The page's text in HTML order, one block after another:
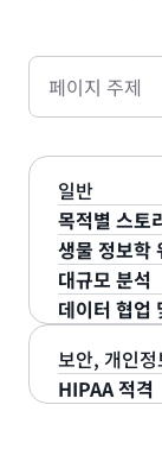
페이지 주제
일반
목적별 스토
AWS
CRAM과 같
데이터를 효
내에 읽기
FASTA 형식
생물 정보학
AWS
로를 실행하
플로를 선택
기본 인프라
처리할 수
대규모 분석
AWS
집하고
다. Amazon
데이터 협업
권한 설정,
여 더 쉽게
보안, 개인
HIPAA 적격